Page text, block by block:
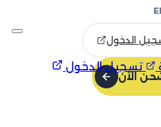
الدخول
الآن
تسجيل الدخول